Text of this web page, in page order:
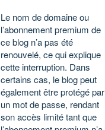
Le nom de domaine ou
l’abonnement premium de
ce blog n’a pas été
renouvelé, ce qui explique
cette interruption. Dans
certains cas, le blog peut
également être protégé par
un mot de passe, rendant
son accès limité tant que